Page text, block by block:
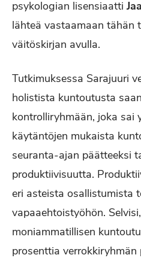
psykologian lisensiaatti
lähteä vastaamaan tähän
väitöskirjan avulla.
Tutkimuksessa Sarajuuri
holistista kuntoutusta
kontrolliryhmään, joka sai
käytäntöjen mukaista
seuranta-ajan päätteeksi
produktiivisuutta.
eri asteista osallistumista
vapaaehtoistyöhön.
moniammatillisen
prosenttia verrokkiryhmän